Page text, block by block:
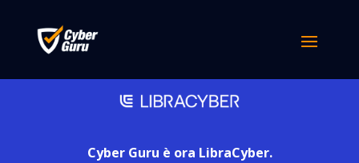
Cyber Guru è ora LibraCyber.